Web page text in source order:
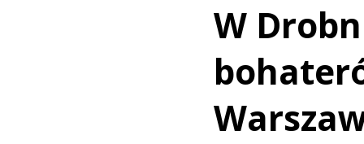
W